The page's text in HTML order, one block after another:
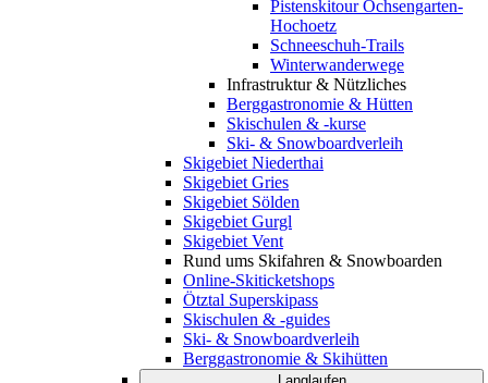
Pistenskitour Ochsengarten-
Hochoetz
Schneeschuh-Trails
Winterwanderwege
Infrastruktur & Nützliches
Berggastronomie & Hütten
Skischulen & -kurse
Ski- & Snowboardverleih
Skigebiet Niederthai
Skigebiet Gries
Skigebiet Sölden
Skigebiet Gurgl
Skigebiet Vent
Rund ums Skifahren & Snowboarden
Online-Skiticketshops
Ötztal Superskipass
Skischulen & -guides
Ski- & Snowboardverleih
Berggastronomie & Skihütten